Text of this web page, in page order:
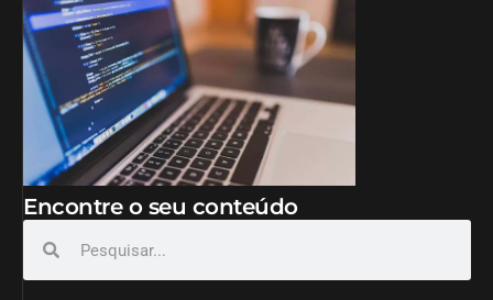
Encontre o seu conteúdo